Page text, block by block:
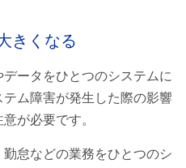
きくなる
ータをひとつのシステムに
ム障害が発生した際の影響
が必要です。
怠などの業務をひとつのシ